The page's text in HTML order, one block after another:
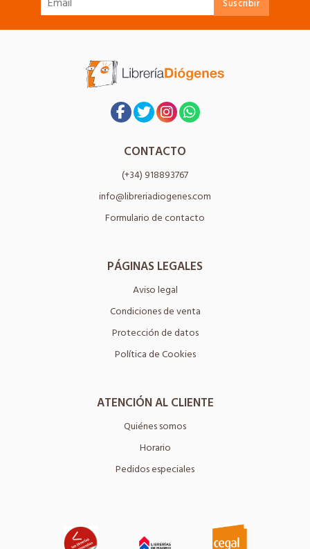
CONTACTO
(+34) 918893767
info@libreriadiogenes.com
Formulario de contacto
PÁGINAS LEGALES
Aviso legal
Condiciones de venta
Protección de datos
Política de Cookies
ATENCIÓN AL CLIENTE
Quiénes somos
Horario
Pedidos especiales